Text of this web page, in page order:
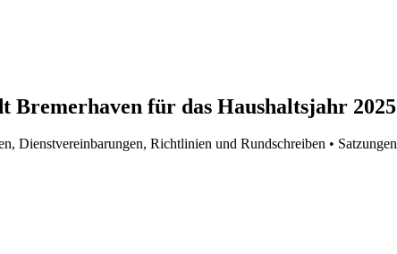
Bremerhaven für das Haushaltsjahr 2025
Dienstvereinbarungen, Richtlinien und Rundschreiben • Satzungen